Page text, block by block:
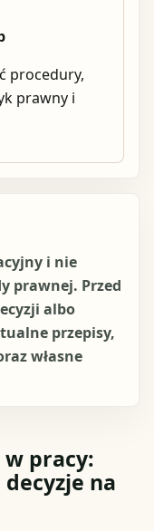
procedury,
prawny i
i nie
prawnej. Przed
albo
przepisy,
własne
w pracy:
na